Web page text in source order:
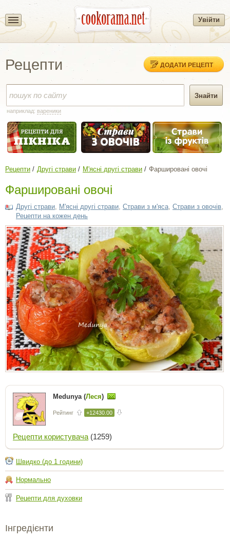
Увійти
Рецепти ДОДАТИ РЕЦЕПТ
наприклад: вареники
Рецепти Другі страви М'ясні другі страви Фаршировані овочі
Фаршировані овочі
Другі страви М'ясні другі страви Страви з м'яса Страви з овочів
Рецепти на кожен день
Medunya (Леся)
Рейтинг +12430.00
Рецепти користувача (1259)
Швидко (до 1 години)
Нормально
Рецепти для духовки
Інгредієнти